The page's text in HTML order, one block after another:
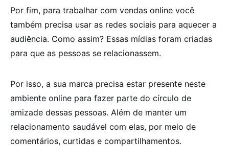
Por fim, para trabalhar com vendas online você
também precisa usar as redes sociais para aquecer a
audiência. Como assim? Essas mídias foram criadas
para que as pessoas se relacionassem.
Por isso, a sua marca precisa estar presente neste
ambiente online para fazer parte do círculo de
amizade dessas pessoas. Além de manter um
relacionamento saudável com elas, por meio de
comentários, curtidas e compartilhamentos.